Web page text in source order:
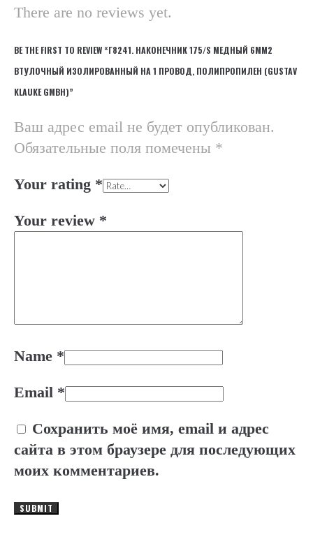
There are no reviews yet.
BE THE FIRST TO REVIEW “Г8241. НАКОНЕЧНИК 175/S МЕДНЫЙ 6ММ2
ВТУЛОЧНЫЙ ИЗОЛИРОВАННЫЙ НА 1 ПРОВОД, ПОЛИПРОПИЛЕН (GUSTAV
KLAUKE GMBH)”
Ваш адрес email не будет опубликован.
Обязательные поля помечены *
Your rating *
Your review *
Name *
Email *
Сохранить моё имя, email и адрес
сайта в этом браузере для последующих
моих комментариев.